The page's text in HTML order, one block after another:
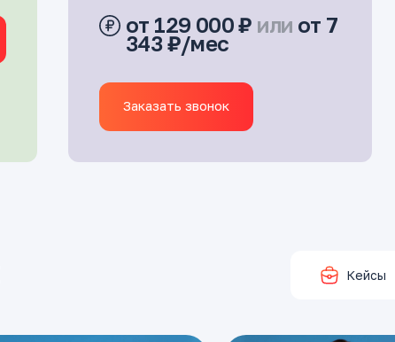
от 129 000 ₽ или от 7
343 ₽/мес
Заказать звонок
Кейсы